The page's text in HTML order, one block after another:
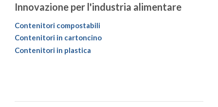
Innovazione per l'industria alimentare
Contenitori compostabili
Contenitori in cartoncino
Contenitori in plastica